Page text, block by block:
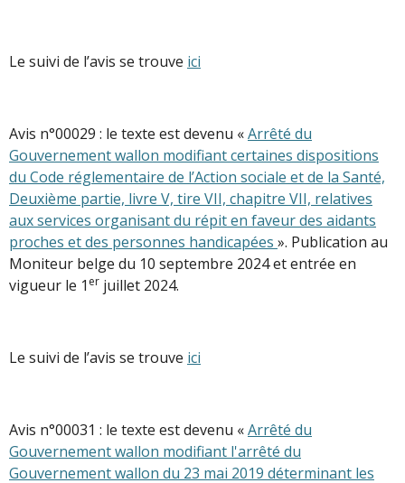
Le suivi de l’avis se trouve ici
Avis n°00029 : le texte est devenu «Arrêté du
Gouvernement wallon modifiant certaines dispositions
du Code réglementaire de l’Action sociale et de la Santé,
Deuxième partie, livre V, tire VII, chapitre VII, relatives
aux services organisant du répit en faveur des aidants
proches et des personnes handicapées ». Publication au
Moniteur belge du 10 septembre 2024 et entrée en
vigueur le 1 er juillet 2024.
Le suivi de l’avis se trouve ici
Avis n°00031 : le texte est devenu «Arrêté du
Gouvernement wallon modifiant l'arrêté du
Gouvernement wallon du 23 mai 2019 déterminant les